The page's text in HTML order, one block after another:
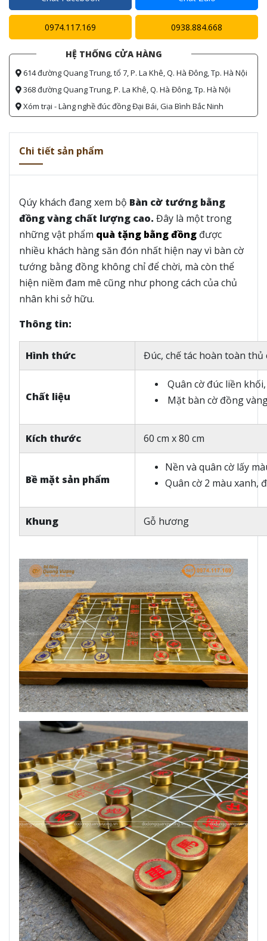
0974.117.169 0938.884.668
HỆ THỐNG CỬA HÀNG
614 đường Quang Trung, tổ 7, P. La Khê, Q. Hà Đông, Tp. Hà Nội
368 đường Quang Trung, P. La Khê, Q. Hà Đông, Tp. Hà Nội
Xóm trại - Làng nghề đúc đồng Đại Bái, Gia Bình Bắc Ninh
Chi tiết sản phẩm
Qúy khách đang xem bộ Bàn cờ tướng bằng
đồng vàng chất lượng cao. Đây là một trong
những vật phẩm quà tặng bằng đồng được
nhiều khách hàng săn đón nhất hiện nay vì bàn cờ
tướng bằng đồng không chỉ để chời, mà còn thể
hiện niềm đam mê cũng như phong cách của chủ
nhân khi sở hữu.
Thông tin:
Hình thức Đúc, chế tác hoàn toàn thủ
Chất liệu
Quân cờ đúc liền
Mặt bàn cờ đồng
Kích thước 60 cm x 80 cm
Bề mặt sản phẩm
Nền và quân cờ lấy
Quân cờ 2 màu xanh,
Khung Gỗ hương